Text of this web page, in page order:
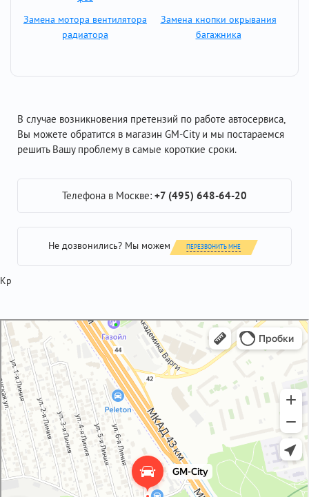
Замена мотора вентилятора
радиатора
Замена кнопки окрывания
багажника
В случае возникновения претензий по работе автосервиса,
Вы можете обратится в магазин GM-City и мы постараемся
решить Вашу проблему в самые короткие сроки.
Телефона в Москве: +7 (495) 648-64-20
Не дозвонились? Мы можем ПЕРЕЗВОНИТЬ МНЕ
Кр
GM-City&VAG-Repair
Автосервис, автотехцентр в Москве
Магазин автозапчастей и автотоваров в Москве